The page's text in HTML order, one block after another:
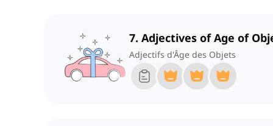
7. Adjectives of Age of
Adjectifs d'Âge des Objets